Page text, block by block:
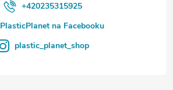
+420235315925
PlasticPlanet na Facebooku
plastic_planet_shop